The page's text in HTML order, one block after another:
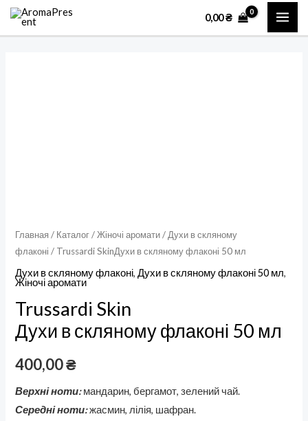
Перейти
0,00₴
Главная / Каталог/Жіночі аромати/ Духи в скляному
флаконі / Trussardi SkinДухи в скляному флаконі 50 мл
Духи в скляному флаконі,Духи в скляному флаконі 50 мл,
Жіночі аромати
Trussardi Skin
Духи в скляному флаконі 50 мл
400,00₴
Верхні ноти: мандарин, бергамот, зелений чай.
Середні ноти:жасмин, лілія, шафран.